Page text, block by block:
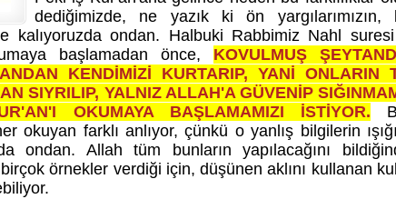
dediğimizde, ne yazık ki ön yargılarımızın,
kalıyoruzda ondan. Halbuki Rabbimiz Nahl
başlamadan önce, KOVULMUŞ
KENDİMİZİ KURTARIP, YANİ ONLARIN
SIYRILIP, YALNIZ ALLAH'A GÜVENİP
OKUMAYA BAŞLAMAMIZI İSTİYOR.
okuyan farklı anlıyor, çünkü o yanlış bilgilerin
ondan. Allah tüm bunların yapılacağını
örnekler verdiği için, düşünen aklını kullanan